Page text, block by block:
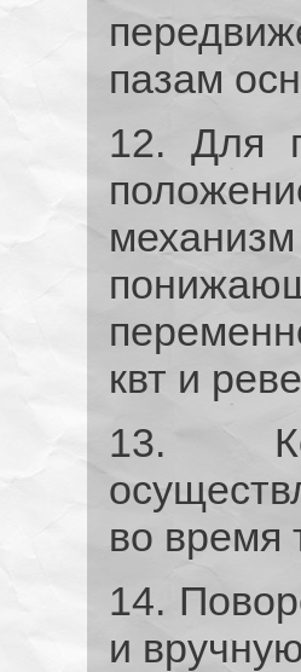
пазам
12. Для
квт и
13.
во время
14.
и